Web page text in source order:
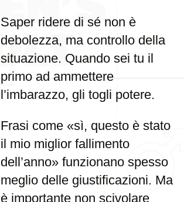
Saper ridere di sé non è
debolezza, ma controllo della
situazione. Quando sei tu il
primo ad ammettere
l’imbarazzo, gli togli potere.
Frasi come «sì, questo è stato
il mio miglior fallimento
dell’anno» funzionano spesso
meglio delle giustificazioni. Ma
è importante non scivolare